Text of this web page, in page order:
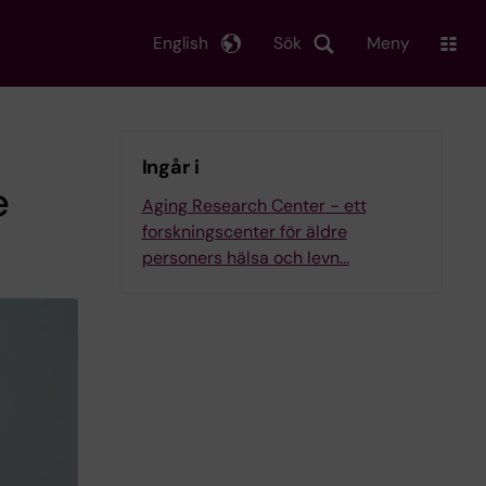
Sök
English Meny
Ingår i
Aging Research Center - ett
forskningscenter för äldre
personers hälsa och levn…